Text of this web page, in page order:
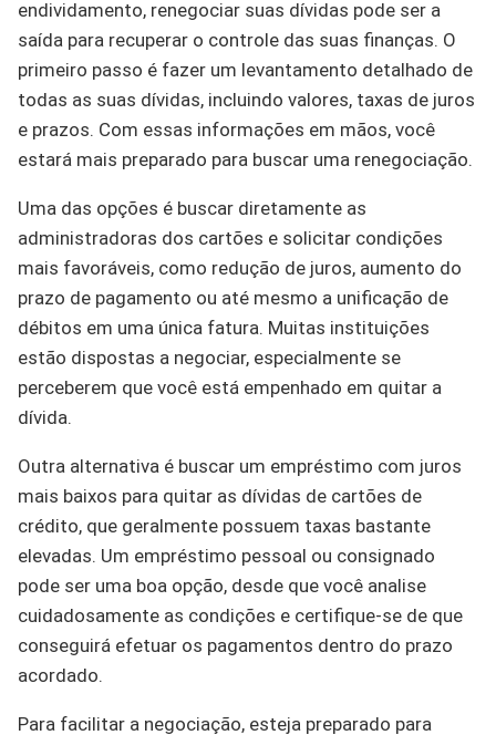
endividamento, renegociar suas dívidas pode ser a
saída para recuperar o controle das suas finanças. O
primeiro passo é fazer um levantamento detalhado de
todas as suas dívidas, incluindo valores, taxas de juros
e prazos. Com essas informações em mãos, você
estará mais preparado para buscar uma renegociação.
Uma das opções é buscar diretamente as
administradoras dos cartões e solicitar condições
mais favoráveis, como redução de juros, aumento do
prazo de pagamento ou até mesmo a unificação de
débitos em uma única fatura. Muitas instituições
estão dispostas a negociar, especialmente se
perceberem que você está empenhado em quitar a
dívida.
Outra alternativa é buscar um empréstimo com juros
mais baixos para quitar as dívidas de cartões de
crédito, que geralmente possuem taxas bastante
elevadas. Um empréstimo pessoal ou consignado
pode ser uma boa opção, desde que você analise
cuidadosamente as condições e certifique-se de que
conseguirá efetuar os pagamentos dentro do prazo
acordado.
Para facilitar a negociação, esteja preparado para